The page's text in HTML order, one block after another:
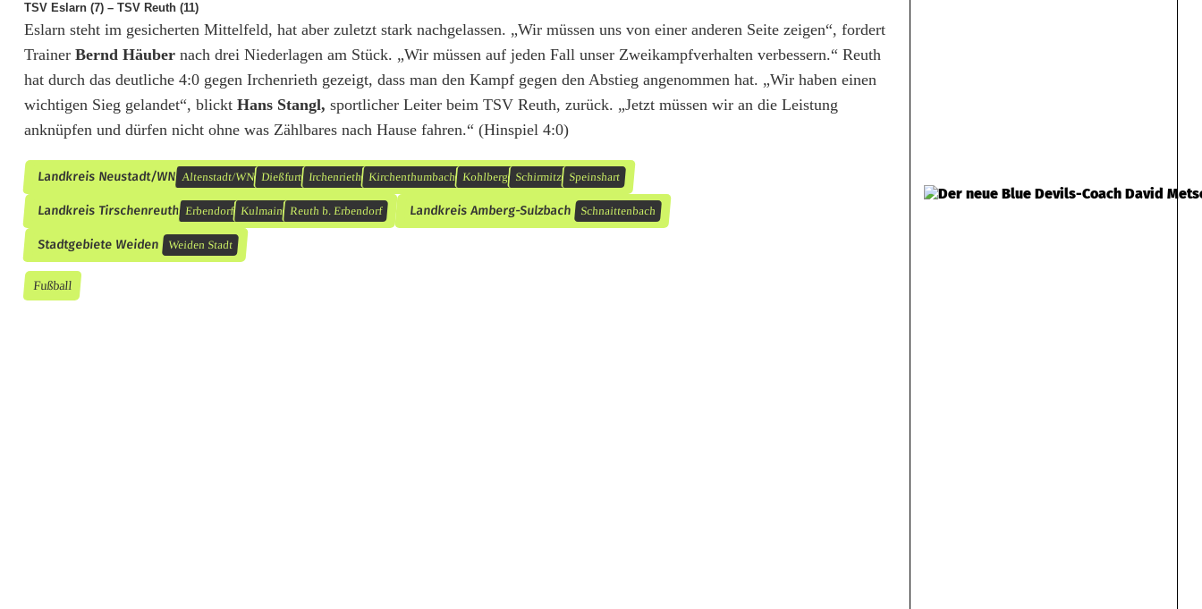
r
e
f
e
n
TSV Eslarn (7) – TSV Reuth (11)
Eslarn steht im gesicherten Mittelfeld, hat aber zuletzt stark nachgelassen. „Wir müssen uns von einer anderen Seite zeigen“, fordert
Trainer Bernd Häuber nach drei Niederlagen am Stück. „Wir müssen auf jeden Fall unser Zweikampfverhalten verbessern.“ Reuth
hat durch das deutliche 4:0 gegen Irchenrieth gezeigt, dass man den Kampf gegen den Abstieg angenommen hat. „Wir haben einen
wichtigen Sieg gelandet“, blickt Hans Stangl, sportlicher Leiter beim TSV Reuth, zurück. „Jetzt müssen wir an die Leistung
anknüpfen und dürfen nicht ohne was Zählbares nach Hause fahren.“ (Hinspiel 4:0)
Landkreis Neustadt/WN Altenstadt/WN Dießfurt Irchenrieth Kirchenthumbach Kohlberg Schirmitz Speinshart
Landkreis Tirschenreuth Erbendorf Kulmain Reuth b. Erbendorf Landkreis Amberg-Sulzbach Schnaittenbach
Stadtgebiete Weiden Weiden Stadt
Fußball